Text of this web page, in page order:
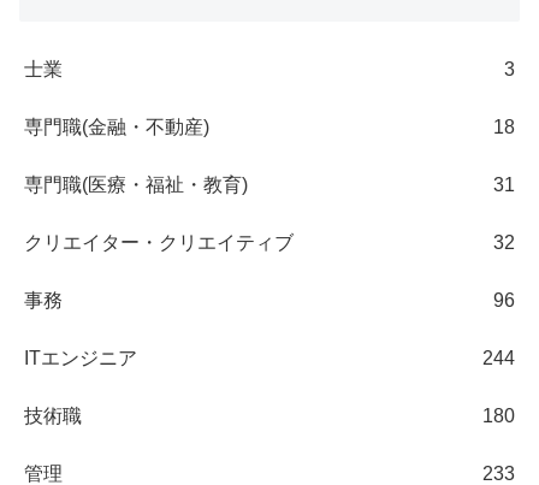
士業 3
専門職(金融・不動産) 18
専門職(医療・福祉・教育) 31
クリエイター・クリエイティブ 32
事務 96
ITエンジニア 244
技術職 180
管理 233